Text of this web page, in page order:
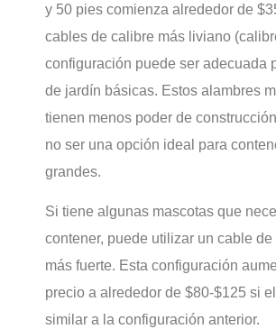
y 50 pies comienza alrededor de
cables de calibre más liviano
configuración puede ser adecuada
de jardín básicas. Estos alambres
tienen menos poder de
no ser una opción ideal para
grandes.
Si tiene algunas mascotas que
contener, puede utilizar un cable
más fuerte. Esta configuración
precio a alrededor de $80-$125 si
similar a la configuración anterior.